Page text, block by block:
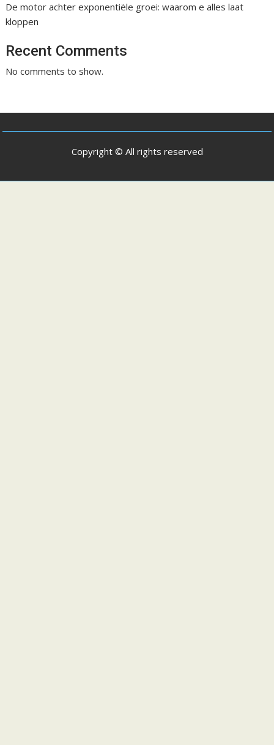
De motor achter exponentiële groei: waarom e alles laat
kloppen
Recent Comments
No comments to show.
Copyright © All rights reserved